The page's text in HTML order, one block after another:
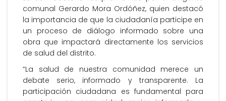
comunal Gerardo Mora Ordóñez, quien destacó
la importancia de que la ciudadanía participe en
un proceso de diálogo informado sobre una
obra que impactará directamente los servicios
de salud del distrito.
“La salud de nuestra comunidad merece un
debate serio, informado y transparente. La
participación ciudadana es fundamental para